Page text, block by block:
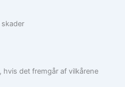
hvis det fremgår af vilkårene